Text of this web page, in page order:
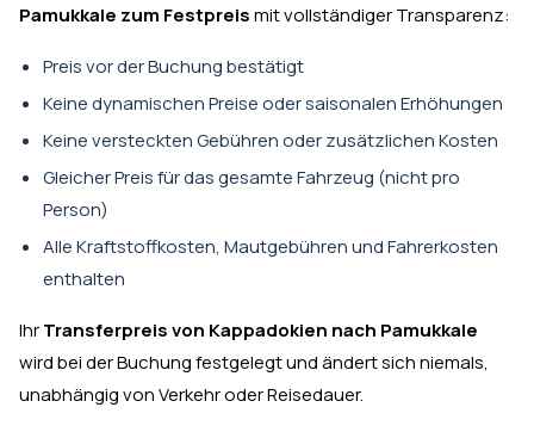
Pamukkale zum Festpreismit vollständiger Transparenz:
Preis vor der Buchung bestätigt
Keine dynamischen Preise oder saisonalen Erhöhungen
Keine versteckten Gebühren oder zusätzlichen Kosten
Gleicher Preis für das gesamte Fahrzeug (nicht pro
Person)
Alle Kraftstoffkosten, Mautgebühren und Fahrerkosten
enthalten
IhrTransferpreis von Kappadokien nach Pamukkale
wird bei der Buchung festgelegt und ändert sich niemals,
unabhängig von Verkehr oder Reisedauer.